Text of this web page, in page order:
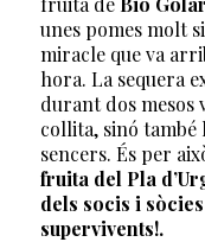
unes pomes molt
miracle que va
hora. La sequera
durant dos mesos
collita, sinó també
sencers. És per
fruita del Pla
dels socis i
supervivents!.